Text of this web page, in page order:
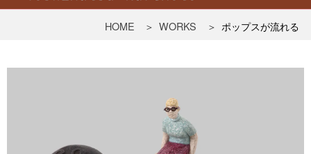
俊
HOME WORKS ポップスが流れる